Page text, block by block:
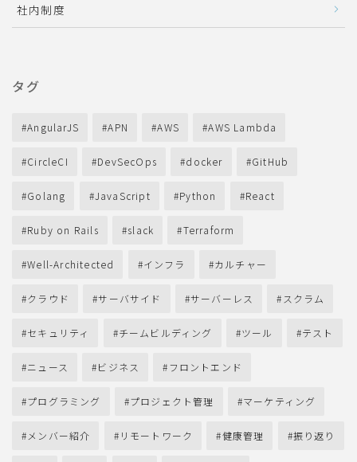
社内制度
タグ
AngularJS APN AWS AWS Lambda
CircleCI DevSecOps docker GitHub
Golang JavaScript Python React
Ruby on Rails slack Terraform
Well-Architected インフラ カルチャー
クラウド サーバサイド サーバーレス スクラム
セキュリティ チームビルディング ツール テスト
ニュース ビジネス フロントエンド
プログラミング プロジェクト管理 マーケティング
メンバー紹介 リモートワーク 健康管理 振り返り